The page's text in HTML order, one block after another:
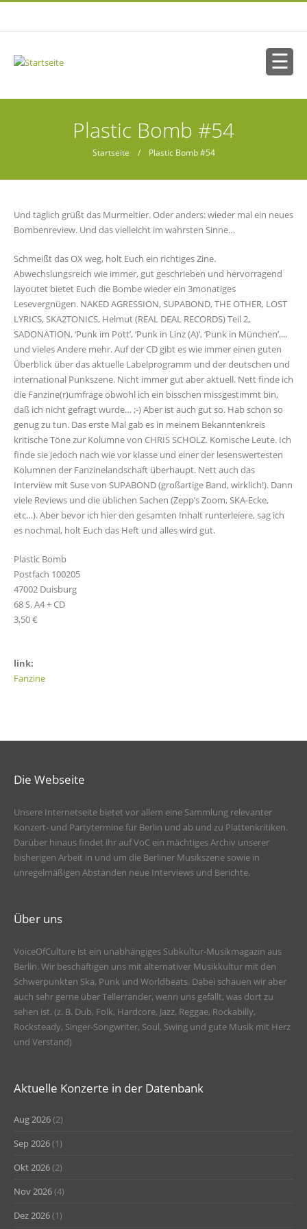
Plastic Bomb #54
Startseite / Plastic Bomb #54
Und täglich grüßt das Murmeltier. Oder anders: wieder mal ein neues
Bombenreview. Und das vielleicht im wahrsten Sinne…
Schmeißt das OX weg, holt Euch ein richtiges Zine.
Abwechslungsreich wie immer, gut geschrieben und hervorragend
layoutet bietet Euch die Bombe wieder ein 3monatiges
Lesevergnügen. NAKED AGRESSION, SUPABOND, THE OTHER, LOST
LYRICS, SKA2TONICS, Helmut (REAL DEAL RECORDS) Teil 2,
SADONATION, ‘Punk im Pott’, ‘Punk in Linz (A)’, ‘Punk in München’,...
und vieles Andere mehr. Auf der CD gibt es wie immer einen guten
Überblick über das aktuelle Labelprogramm und der deutschen und
international Punkszene. Nicht immer gut aber aktuell. Nett finde ich
die Fanzine(r)umfrage obwohl ich ein bisschen missgestimmt bin,
daß ich nicht gefragt wurde… ;-) Aber ist auch gut so. Hab schon so
genug zu tun. Das erste Mal gab es in meinem Bekanntenkreis
kritische Töne zur Kolumne von CHRIS SCHOLZ. Komische Leute. Ich
finde sie jedoch nach wie vor klasse und einer der lesenswertesten
Kolumnen der Fanzinelandschaft überhaupt. Nett auch das
Interview mit Suse von SUPABOND (großartige Band, wirklich!). Dann
viele Reviews und die üblichen Sachen (Zepp’s Zoom, SKA-Ecke,
etc…). Aber bevor ich hier den gesamten Inhalt runterleiere, sag ich
es nochmal, holt Euch das Heft und alles wird gut.
Plastic Bomb
Postfach 100205
47002 Duisburg
68 S. A4 + CD
3,50 €
link:
Fanzine
Die Webseite
Unsere Internetseite bietet vor allem eine Sammlung relevanter
Konzert- und Partytermine für Berlin und ab und zu Plattenkritiken.
Darüber hinaus findet ihr auf VoC ein mächtiges Archiv unserer
bisherigen Arbeit in und um die Berliner Musikszene sowie in
unregelmäßigen Abständen neue Interviews und Berichte.
Über uns
VoiceOfCulture ist ein unabhängiges Subkultur-Musikmagazin aus
Berlin. Wir beschäftigen uns mit alternativer Musikkultur mit den
Schwerpunkten Ska, Punk und Worldbeats. Dabei schauen wir aber
auch sehr gerne über Tellerränder, wenn uns gefällt, was dort zu
sehen ist. (z. B. Dub, Folk, Hardcore, Jazz, Reggae, Rockabilly,
Rocksteady, Singer-Songwriter, Soul, Swing und gute Musik mit Herz
und Verstand)
Aktuelle Konzerte in der Datenbank
Aug 2026(2)
Sep 2026(1)
Okt 2026(2)
Nov 2026(4)
Dez 2026(1)